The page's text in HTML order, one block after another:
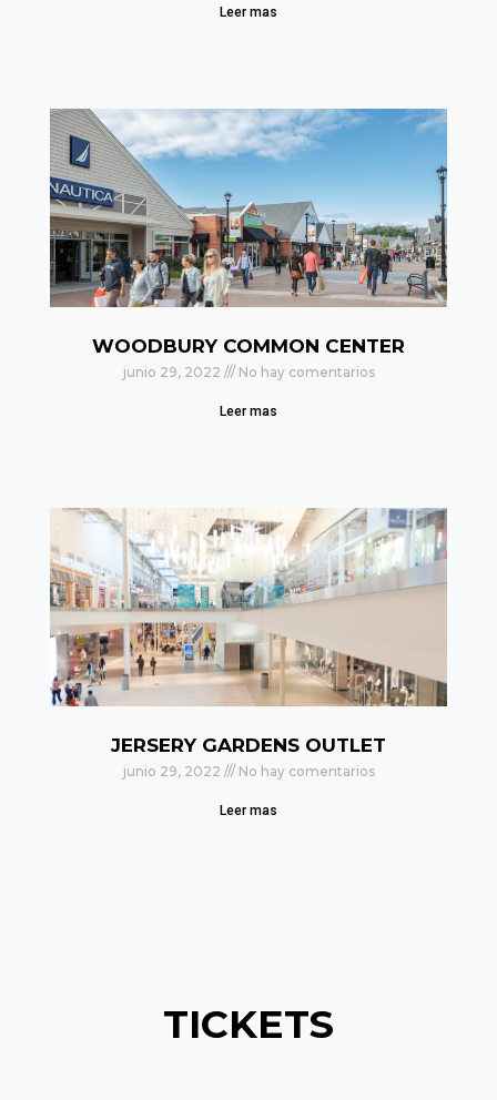
Leer mas
WOODBURY COMMON CENTER
junio 29, 2022 No hay comentarios
Leer mas
JERSERY GARDENS OUTLET
junio 29, 2022 No hay comentarios
Leer mas
TICKETS